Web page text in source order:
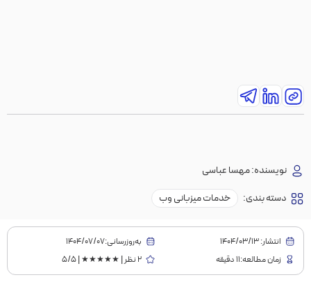
نویسنده:مهسا عباسی
دسته بندی:
خدمات میزبانی وب
انتشار:1404/03/13
به‌روز‌رسانی:۱۴۰۴/۰۷/۰۷
زمان مطالعه:11 دقیقه
2 نظر | ★★★★★ | 5/5